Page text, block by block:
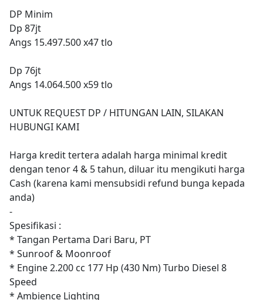
DP Minim
Dp 87jt
Angs 15.497.500 x47 tlo
Dp 76jt
Angs 14.064.500 x59 tlo
UNTUK REQUEST DP / HITUNGAN LAIN, SILAKAN
HUBUNGI KAMI
Harga kredit tertera adalah harga minimal kredit
dengan tenor 4 & 5 tahun, diluar itu mengikuti harga
Cash (karena kami mensubsidi refund bunga kepada
anda)
-
Spesifikasi :
* Tangan Pertama Dari Baru, PT
* Sunroof & Moonroof
* Engine 2.200 cc 177 Hp (430 Nm) Turbo Diesel 8
Speed
* Ambience Lighting